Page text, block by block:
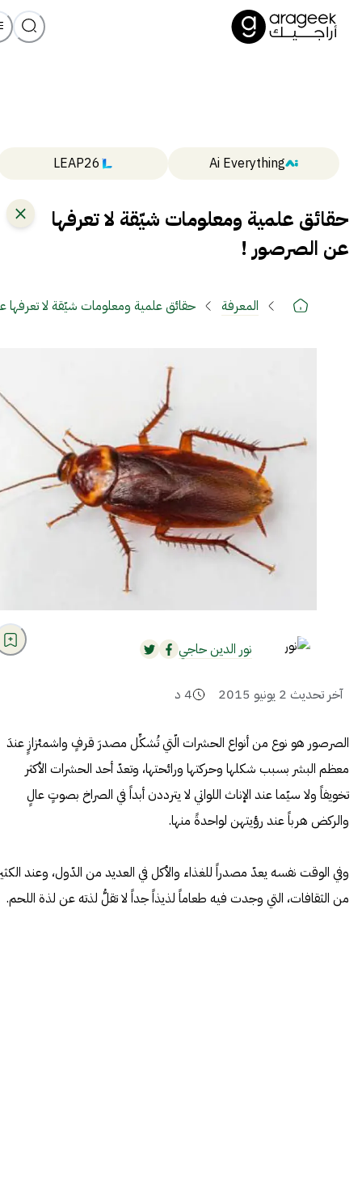
Ai Everything
LEAP26
حقائق علمية ومعلومات شيّقة لا تعرفها
عن الصرصور !
المعرفة حقائق علمية ومعلومات شيّقة لا
نور الدين حاجي
آخر تحديث 2 يونيو 2015 4 د
الصرصور هو نوع من أنواع الحشرات الّتي تُشكِّل مصدرَ قرفٍ واشمئزازٍ عندَ
معظم البشر بسبب شكلها وحركتها ورائحتها، وتعدّ أحد الحشرات الأكثر
تخويفاً ولا سيّما عند الإناث اللواتي لا يترددن أبداً في الصراخ بصوتٍ عالٍ
والركض هرباً عند رؤيتهن لواحدةً منها.
وفي الوقت نفسه يعدّ مصدراً للغذاء والأكل في العديد من الدّول، وعند
من الثقافات، التي وجدت فيه طعاماً لذيذاً جداً لا تقلُّ لذته عن لذة اللحم.